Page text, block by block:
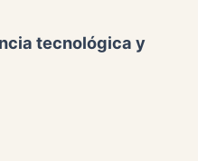
tecnológica y